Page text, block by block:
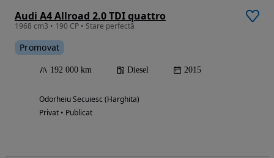
Audi A4 Allroad 2.0 TDI quattro
1968 cm3 • 190 CP • Stare perfectă
Promovat
192 000 km Diesel 2015
Odorheiu Secuiesc (Harghita)
Privat • Publicat